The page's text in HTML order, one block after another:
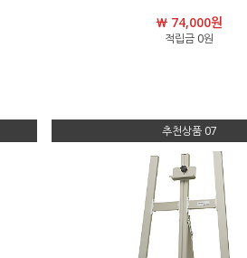
￦ 74,000원
적립금 0원
추천상품 07